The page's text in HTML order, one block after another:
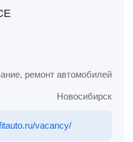
ремонт автомобилей
Новосибирск
vacancy/